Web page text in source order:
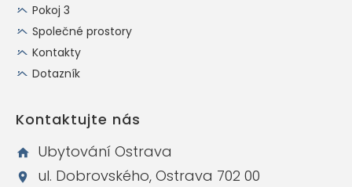
Pokoj 3
Společné prostory
Kontakty
Dotazník
Kontaktujte nás
Ubytování Ostrava
ul. Dobrovského, Ostrava 702 00